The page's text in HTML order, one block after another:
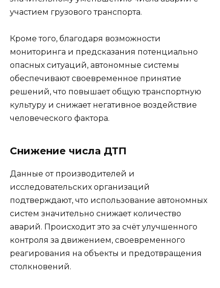
участием грузового транспорта.
Кроме того, благодаря возможности
мониторинга и предсказания потенциально
опасных ситуаций, автономные системы
обеспечивают своевременное принятие
решений, что повышает общую транспортную
культуру и снижает негативное воздействие
человеческого фактора.
Снижение числа ДТП
Данные от производителей и
исследовательских организаций
подтверждают, что использование автономных
систем значительно снижает количество
аварий. Происходит это за счёт улучшенного
контроля за движением, своевременного
реагирования на объекты и предотвращения
столкновений.